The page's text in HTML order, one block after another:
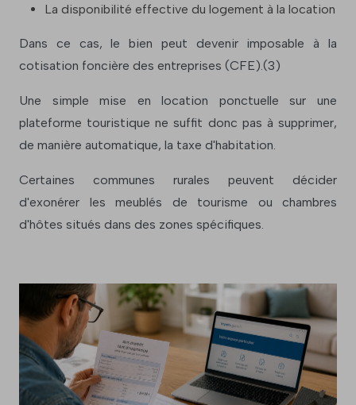
La disponibilité effective du logement à la location
Dans ce cas, le bien peut devenir imposable à la
cotisation foncière des entreprises (CFE).(3)
Une simple mise en location ponctuelle sur une
plateforme touristique ne suffit donc pas à supprimer,
de manière automatique, la taxe d'habitation.
Certaines communes rurales peuvent décider
d'exonérer les meublés de tourisme ou chambres
d'hôtes situés dans des zones spécifiques.